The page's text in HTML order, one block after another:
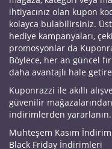
ihtiyacınız olan kupon
kolayca bulabilirsiniz.
hediye kampanyaları,
promosyonlar da
Böylece, her an güncel
daha avantajlı hale
Kuponrazzi ile akıllı
güvenilir
indirimlerden yararlanın.
Muhteşem Kasım
Black Friday İndirimleri